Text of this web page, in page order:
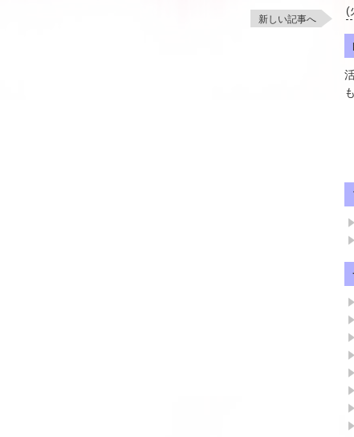
新しい記事へ
(